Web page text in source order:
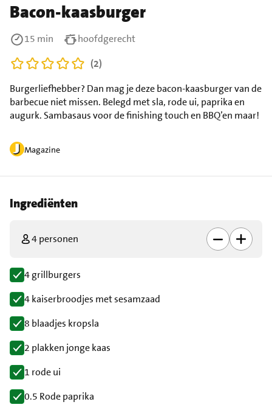
Bacon-kaasburger
Magazine
Burgerliefhebber? Dan mag je deze bacon-kaasburger van de
barbecue niet missen. Belegd met sla, rode ui, paprika en
augurk. Sambasaus voor de finishing touch en BBQ’en maar!
15 min
hoofdgerecht
(2)
Ingrediënten
4 personen
4 grillburgers
4 kaiserbroodjes met sesamzaad
8 blaadjes kropsla
2 plakken jonge kaas
1 rode ui
0.5 Rode paprika